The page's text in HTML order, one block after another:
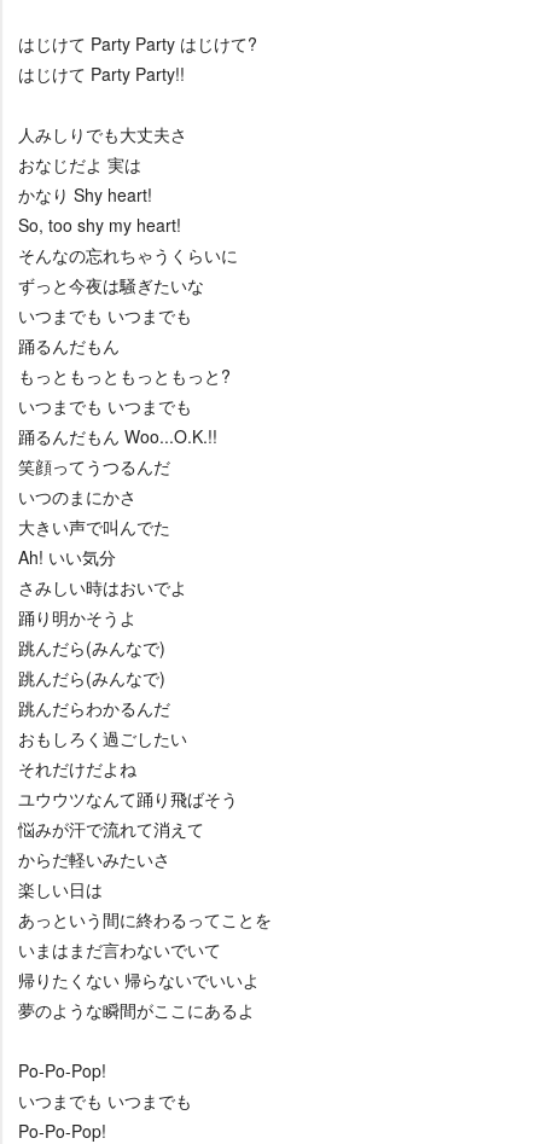
はじけて Party Party はじけて?
はじけて Party Party!!
人みしりでも大丈夫さ
おなじだよ 実は
かなり Shy heart!
So, too shy my heart!
そんなの忘れちゃうくらいに
ずっと今夜は騒ぎたいな
いつまでも いつまでも
踊るんだもん
もっともっともっともっと?
いつまでも いつまでも
踊るんだもん Woo...O.K.!!
笑顔ってうつるんだ
いつのまにかさ
大きい声で叫んでた
Ah! いい気分
さみしい時はおいでよ
踊り明かそうよ
跳んだら(みんなで)
跳んだら(みんなで)
跳んだらわかるんだ
おもしろく過ごしたい
それだけだよね
ユウウツなんて踊り飛ばそう
悩みが汗で流れて消えて
からだ軽いみたいさ
楽しい日は
あっという間に終わるってことを
いまはまだ言わないでいて
帰りたくない 帰らないでいいよ
夢のような瞬間がここにあるよ
Po-Po-Pop!
いつまでも いつまでも
Po-Po-Pop!